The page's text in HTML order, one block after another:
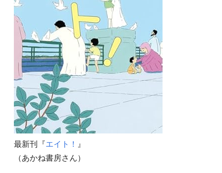
最新刊『エイト！
』
（あかね書房さん）